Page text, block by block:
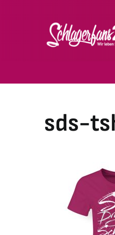
sds-